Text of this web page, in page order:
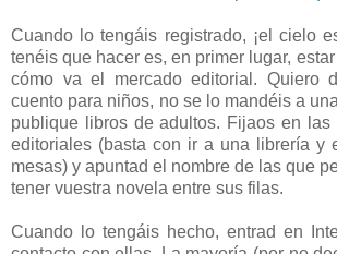
Cuando lo tengáis registrado, ¡el cielo
tenéis que hacer es, en primer lugar,
cómo va el mercado editorial. Quiero
cuento para niños, no se lo mandéis a
publique libros de adultos. Fijaos en las
editoriales (basta con ir a una librería y
mesas) y apuntad el nombre de las que
tener vuestra novela entre sus filas.
Cuando lo tengáis hecho, entrad en